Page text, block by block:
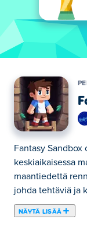
Fantasy
keskiaikaisessa
maantiedettä
johda tehtäviä ja
NÄYTÄ LISÄÄ